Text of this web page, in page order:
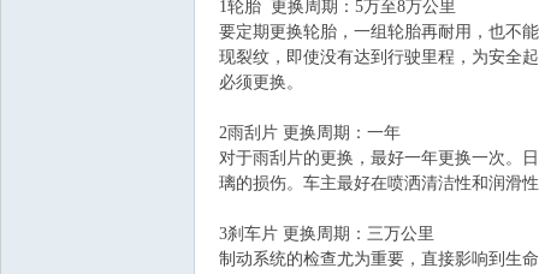
1轮胎 更换周期：5万至8万公里
要定期更换轮胎，一组轮胎再耐用，也不
现裂纹，即使没有达到行驶里程，为安全
必须更换。
2雨刮片 更换周期：一年
对于雨刮片的更换，最好一年更换一次。
璃的损伤。车主最好在喷洒清洁性和润滑
3刹车片 更换周期：三万公里
制动系统的检查尤为重要，直接影响到生